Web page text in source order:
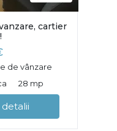
cartier
de vânzare
28 mp